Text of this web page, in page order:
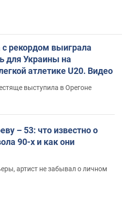
рекордом выиграла
для Украины на
атлетике U20. Видео
выступила в Орегоне
– 53: что известно о
90-х и как они
артист не забывал о личном